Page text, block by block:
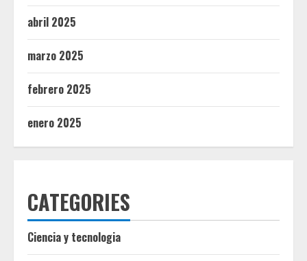
abril 2025
marzo 2025
febrero 2025
enero 2025
CATEGORIES
Ciencia y tecnologia